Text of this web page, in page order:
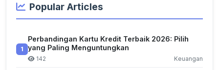
Popular Articles
1
Perbandingan Kartu Kredit Terbaik 2026: Pilih
yang Paling Menguntungkan
142 Keuangan